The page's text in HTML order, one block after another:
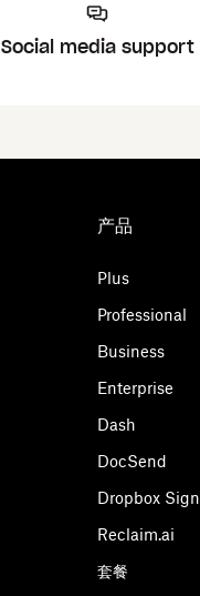
Social media support
产品
Plus
Professional
Business
Enterprise
Dash
DocSend
Dropbox Sign
Reclaim.ai
套餐